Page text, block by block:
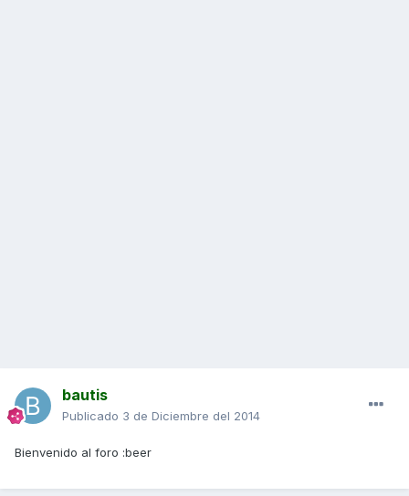
bautis
Publicado 3 de Diciembre del 2014
Bienvenido al foro :beer